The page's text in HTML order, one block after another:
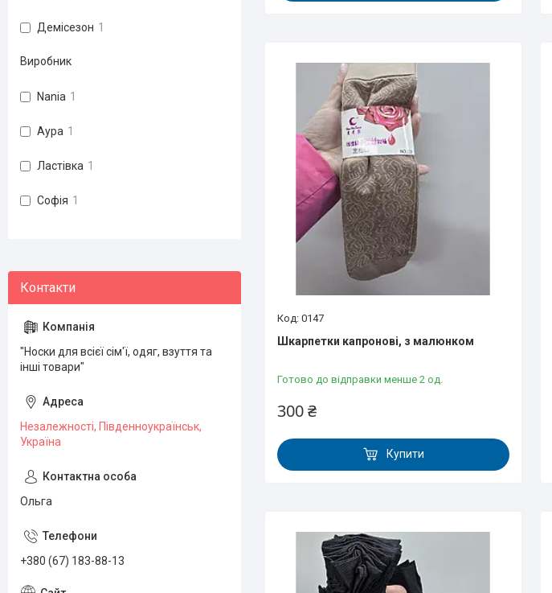
0147
Шкарпетки капронові, з малюнком
Готово до відправки менше 2 од.
300 ₴
Купити
Демісезон 1
Виробник
Nania 1
Аура 1
Ластівка 1
Софія 1
"Носки для всієї сім'ї, одяг, взуття та
інші товари"
Незалежності, Південноукраїнськ,
Україна
Ольга
+380 (67) 183-88-13